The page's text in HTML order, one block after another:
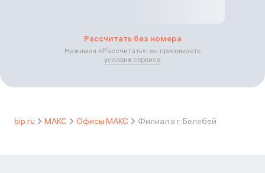
Рассчитать без номера
Нажимая «Рассчитать», вы принимаете
условия сервиса
bip.ru МАКС Офисы МАКС Филиал в г. Белебей